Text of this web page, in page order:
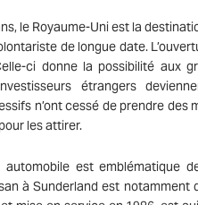
le Royaume-Uni est la
de longue date.
ci donne la possibilité aux
étrangers
n’ont cessé de prendre
les attirer.
automobile est emblématique
à Sunderland est